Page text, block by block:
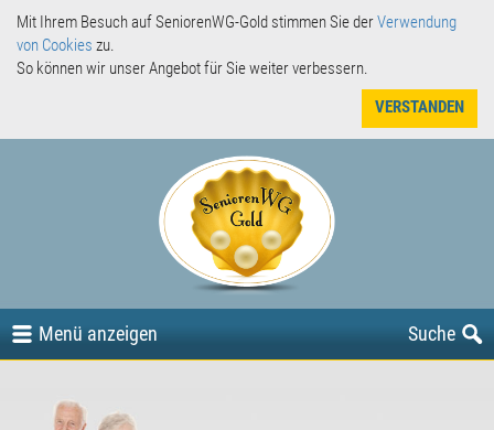
Mit Ihrem Besuch auf SeniorenWG-Gold stimmen Sie derVerwendung
von Cookies zu.
So können wir unser Angebot für Sie weiter verbessern.
VERSTANDEN
Menü anzeigen Suche
Gesuche